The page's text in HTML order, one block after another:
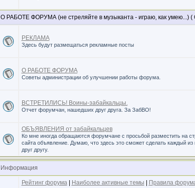
О РАБОТЕ ФОРУМА (не стреляйте в музыканта - играю, как умею...) (
РЕКЛАМА
Здесь будут размещаться рекламные посты
О РАБОТЕ ФОРУМА
Советы администрации об улучшении работы форума.
ВСТРЕТИЛИСЬ! Воины-забайкальцы.
Отчет форумчан, нашедших друг друга. За ЗабВО!
ОБЪЯВЛЕНИЯ от забайкальцев
Ко мне иногда обращаются форумчане с просьбой разместить на
сайта объявление. Думаю, что здесь это сможет сделать каждый
друг другу.
Информация
Рейтинг форума| Наиболее активные темы
Правила